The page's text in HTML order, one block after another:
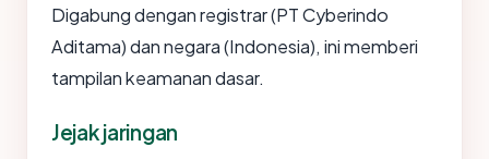
Digabung dengan registrar (PT Cyberindo
Aditama) dan negara (Indonesia), ini memberi
tampilan keamanan dasar.
Jejak jaringan